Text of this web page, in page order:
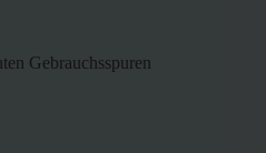
Gebrauchsspuren